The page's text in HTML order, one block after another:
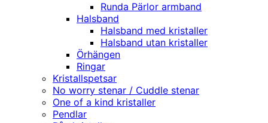
Runda Pärlor armband
Halsband
Halsband med kristaller
Halsband utan kristaller
Örhängen
Ringar
Kristallspetsar
No worry stenar / Cuddle stenar
One of a kind kristaller
Pendlar